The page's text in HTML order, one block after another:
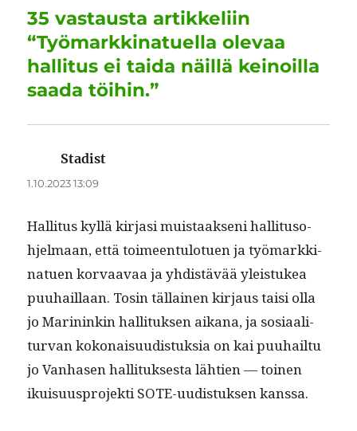
o
k
n p m
35 vastausta artikkeliin
“Työmarkkinatuella olevaa
hallitus ei taida näillä keinoilla
saada töihin.”
Stadist
1.10.2023 13:09
Hal­li­tus kyl­lä kir­jasi muis­taak­seni hal­li­tu­so­
hjel­maan, että toimeen­tu­lotuen ja työ­markki­
nat­uen kor­vaavaa ja yhdis­tävää yleis­tukea
puuhail­laan. Tosin täl­lainen kir­jaus taisi olla
jo Marininkin hal­li­tuk­sen aikana, ja sosi­aal­i­
tur­van kokon­aisu­ud­is­tuk­sia on kai puuhail­tu
jo Van­hasen hal­li­tuk­ses­ta läh­tien — toinen
ikuisu­us­pro­jek­ti SOTE-uud­is­tuk­sen kanssa.